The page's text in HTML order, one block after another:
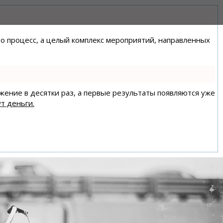
процесс, а целый комплекс мероприятий, направленных
в десятки раз, а первые результаты появляются уже
деньги.